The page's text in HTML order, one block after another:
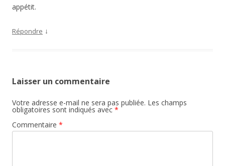
appétit.
Répondre ↓
Laisser un commentaire
Votre adresse e-mail ne sera pas publiée. Les champs
obligatoires sont indiqués avec *
Commentaire *